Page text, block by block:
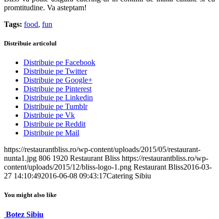
promtitudine. Va asteptam!
Tags: food, fun
Distribuie articolul
Distribuie pe Facebook
Distribuie pe Twitter
Distribuie pe Google+
Distribuie pe Pinterest
Distribuie pe Linkedin
Distribuie pe Tumblr
Distribuie pe Vk
Distribuie pe Reddit
Distribuie pe Mail
https://restaurantbliss.ro/wp-content/uploads/2015/05/restaurant-
nunta1.jpg 806 1920 Restaurant Bliss https://restaurantbliss.ro/wp-
content/uploads/2015/12/bliss-logo-1.png Restaurant Bliss2016-03-
27 14:10:492016-06-08 09:43:17Catering Sibiu
You might also like
Botez Sibiu